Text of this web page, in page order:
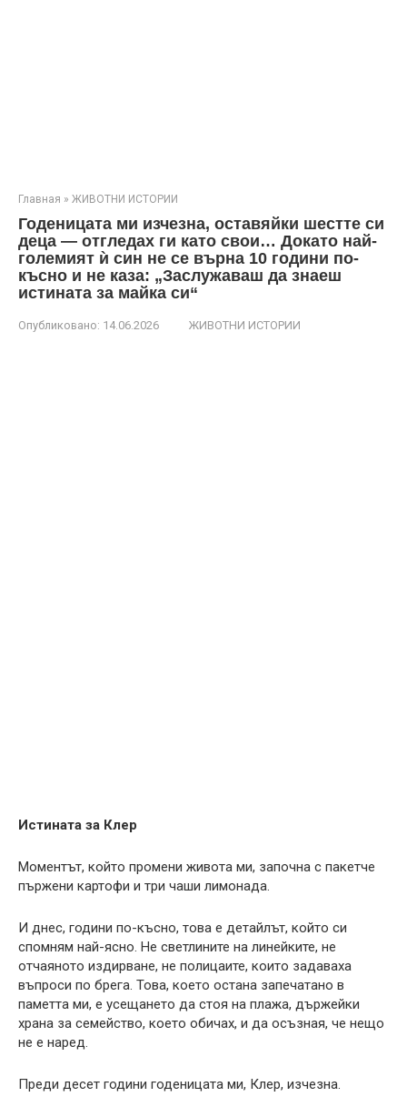
Главная » ЖИВОТНИ ИСТОРИИ
Годеницата ми изчезна, оставяйки шестте си
деца — отгледах ги като свои… Докато най-
големият ѝ син не се върна 10 години по-
късно и не каза: „Заслужаваш да знаеш
истината за майка си“
Опубликовано: 14.06.2026 ЖИВОТНИ ИСТОРИИ
Истината за Клер
Моментът, който промени живота ми, започна с пакетче
пържени картофи и три чаши лимонада.
И днес, години по-късно, това е детайлът, който си
спомням най-ясно. Не светлините на линейките, не
отчаяното издирване, не полицаите, които задаваха
въпроси по брега. Това, което остана запечатано в
паметта ми, е усещането да стоя на плажа, държейки
храна за семейство, което обичах, и да осъзная, че нещо
не е наред.
Преди десет години годеницата ми, Клер, изчезна.